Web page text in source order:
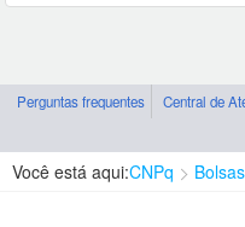
Perguntas frequentes Central de
Você está aqui:CNPq